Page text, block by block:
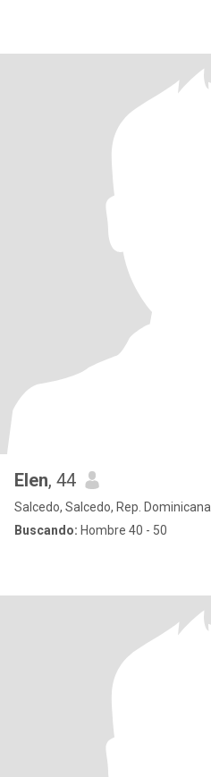
Elen, 44
Salcedo, Salcedo, Rep. Dominicana
Buscando: Hombre 40 - 50